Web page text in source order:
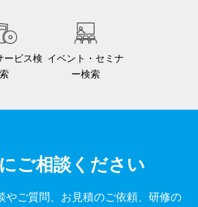
ービス検
索
イベント・セミナ
ー検索
ご相談ください
やご質問、お見積のご依頼、研修の